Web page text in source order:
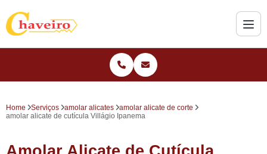
Home Serviços amolar alicates
amolar alicate de corte
amolar alicate de cutícula Villágio Ipanema